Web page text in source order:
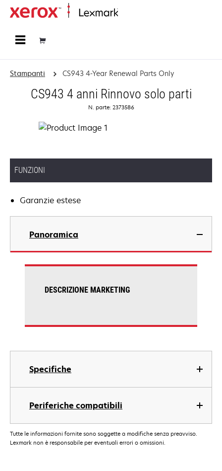
Stampanti CS943 4-Year Renewal Parts Only
CS943 4 anni Rinnovo solo parti
N. parte: 2373586
FUNZIONI
Garanzie estese
Panoramica
Specifiche
Periferiche compatibili
DESCRIZIONE MARKETING
Tutte le informazioni fornite sono soggette a modifiche senza preavviso.
Lexmark non è responsabile per eventuali errori o omissioni.